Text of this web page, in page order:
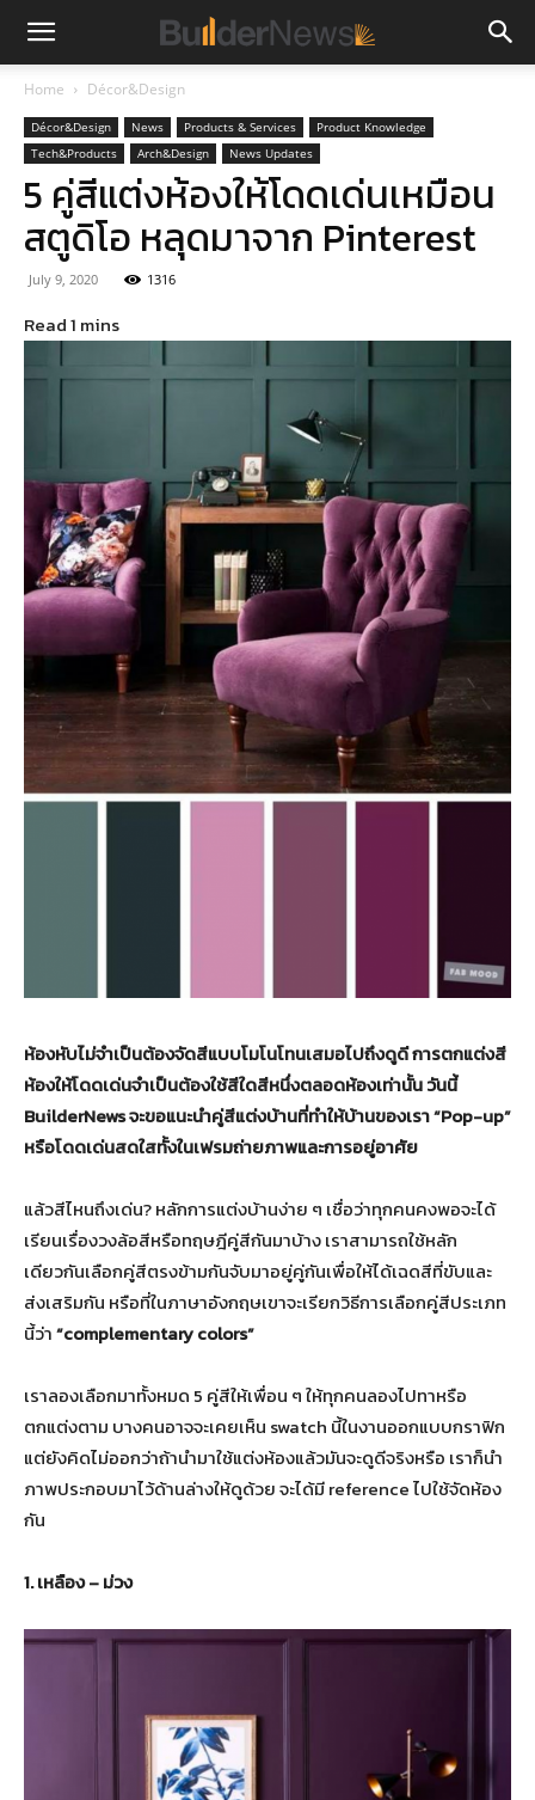
Home Décor&Design
Décor&Design News Products & Services
Product Knowledge
Tech&Products
Arch&Design News Updates
5 คู่สีแต่งห้องให้โดดเด่นเหมือน
สตูดิโอ หลุดมาจาก Pinterest
July 9, 2020 1316
ห้องหับไม่จำเป็นต้องจัดสีแบบโมโนโทนเสมอไปถึงดูดี การตกแต่งสี
ห้องให้โดดเด่นจำเป็นต้องใช้สีใดสีหนึ่งตลอดห้องเท่านั้น วันนี้
BuilderNews จะขอแนะนำคู่สีแต่งบ้านที่ทำให้บ้านของเรา “Pop-up”
หรือโดดเด่นสดใสทั้งในเฟรมถ่ายภาพและการอยู่อาศัย
แล้วสีไหนถึงเด่น? หลักการแต่งบ้านง่าย ๆ เชื่อว่าทุกคนคงพอจะได้
เรียนเรื่องวงล้อสีหรือทฤษฎีคู่สีกันมาบ้าง เราสามารถใช้หลัก
เดียวกันเลือกคู่สีตรงข้ามกันจับมาอยู่คู่กันเพื่อให้ได้เฉดสีที่ขับและ
ส่งเสริมกัน หรือที่ในภาษาอังกฤษเขาจะเรียกวิธีการเลือกคู่สีประเภท
นี้ว่า“complementary colors”
เราลองเลือกมาทั้งหมด 5 คู่สีให้เพื่อน ๆ ให้ทุกคนลองไปทาหรือ
ตกแต่งตาม บางคนอาจจะเคยเห็น swatch นี้ในงานออกแบบกราฟิก
แต่ยังคิดไม่ออกว่าถ้านำมาใช้แต่งห้องแล้วมันจะดูดีจริงหรือ เราก็นำ
ภาพประกอบมาไว้ด้านล่างให้ดูด้วย จะได้มี reference ไปใช้จัดห้อง
กัน
1. เหลือง – ม่วง